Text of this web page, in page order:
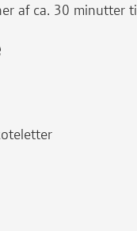
af ca. 30 minutter